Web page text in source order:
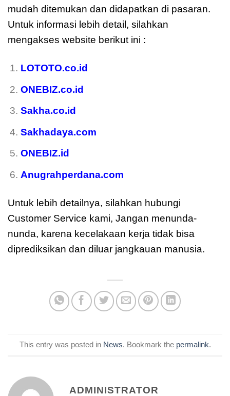
mudah ditemukan dan didapatkan di pasaran.
Untuk informasi lebih detail, silahkan
mengakses website berikut ini :
LOTOTO.co.id
ONEBIZ.co.id
Sakha.co.id
Sakhadaya.com
ONEBIZ.id
Anugrahperdana.com
Untuk lebih detailnya, silahkan hubungi
Customer Service kami, Jangan menunda-
nunda, karena kecelakaan kerja tidak bisa
diprediksikan dan diluar jangkauan manusia.
This entry was posted in News. Bookmark the permalink.
ADMINISTRATOR